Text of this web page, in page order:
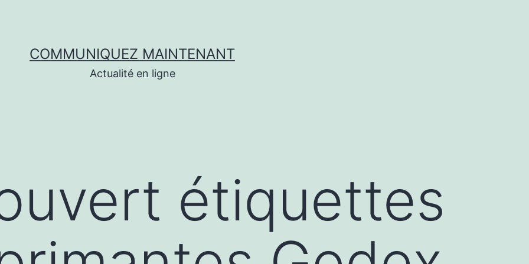
COMMUNIQUEZ MAINTENANT
Actualité en ligne
étiquettes